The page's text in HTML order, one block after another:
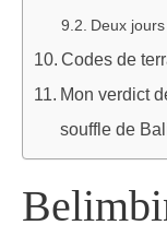
Deux
Codes de
Mon verdict
souffle de